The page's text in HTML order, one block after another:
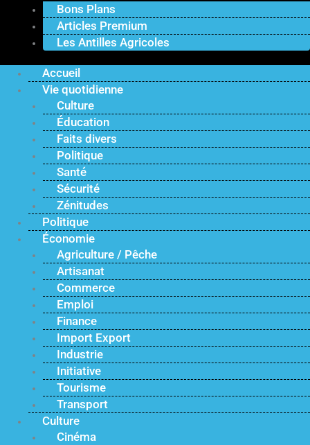
Bons Plans
Articles Premium
Les Antilles Agricoles
Accueil
Vie quotidienne
Culture
Éducation
Faits divers
Politique
Santé
Sécurité
Zénitudes
Politique
Économie
Agriculture / Pêche
Artisanat
Commerce
Emploi
Finance
Import Export
Industrie
Initiative
Tourisme
Transport
Culture
Cinéma